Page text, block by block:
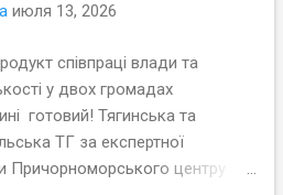
місцевого
а саме: 1) Участь
вирішенні питань місцевого
2) Особливості здійснення
самоврядування. Найбільшу
членів Робочих
июля 13, 2026
співпраці влади та
у двох громадах
готовий! Тягинська та
ТГ за експертної
Причорноморського центру